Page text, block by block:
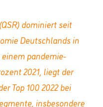
dominiert seit
Deutschlands in
pandemie-
2021, liegt der
Top 100 2022 bei
insbesondere